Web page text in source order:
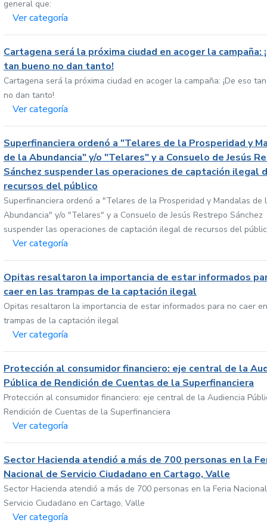
general que:
Ver categoría
Cartagena será la próxima ciudad en acoger la campaña:
tan bueno no dan tanto!
Cartagena será la próxima ciudad en acoger la campaña: ¡De eso
no dan tanto!
Ver categoría
Superfinanciera ordenó a "Telares de la Prosperidad y
de la Abundancia" y/o "Telares" y a Consuelo de Jesús
Sánchez suspender las operaciones de captación ilegal
recursos del público
Superfinanciera ordenó a "Telares de la Prosperidad y Mandalas de
Abundancia" y/o "Telares" y a Consuelo de Jesús Restrepo Sánchez
suspender las operaciones de captación ilegal de recursos del
Ver categoría
Opitas resaltaron la importancia de estar informados
caer en las trampas de la captación ilegal
Opitas resaltaron la importancia de estar informados para no caer
trampas de la captación ilegal
Ver categoría
Protección al consumidor financiero: eje central de la
Pública de Rendición de Cuentas de la Superfinanciera
Protección al consumidor financiero: eje central de la Audiencia
Rendición de Cuentas de la Superfinanciera
Ver categoría
Sector Hacienda atendió a más de 700 personas en la
Nacional de Servicio Ciudadano en Cartago, Valle
Sector Hacienda atendió a más de 700 personas en la Feria
Servicio Ciudadano en Cartago, Valle
Ver categoría